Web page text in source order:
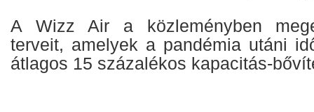
A Wizz Air a közleményben
terveit, amelyek a pandémia utáni
átlagos 15 százalékos kapacitás-